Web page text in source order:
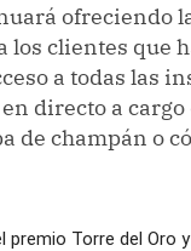
ofreciendo
los clientes que
a todas las
directo a
de champán o
premio Torre del Oro y